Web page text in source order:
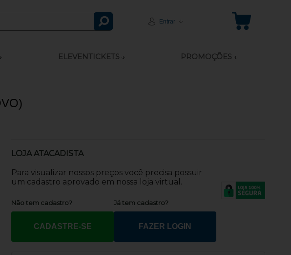
Entrar
ELEVENTICKETS PROMOÇÕES
LOJA ATACADISTA
Para visualizar nossos preços você precisa possuir
um cadastro aprovado em nossa loja virtual.
Não tem cadastro?
CADASTRE-SE
Já tem cadastro?
FAZER LOGIN